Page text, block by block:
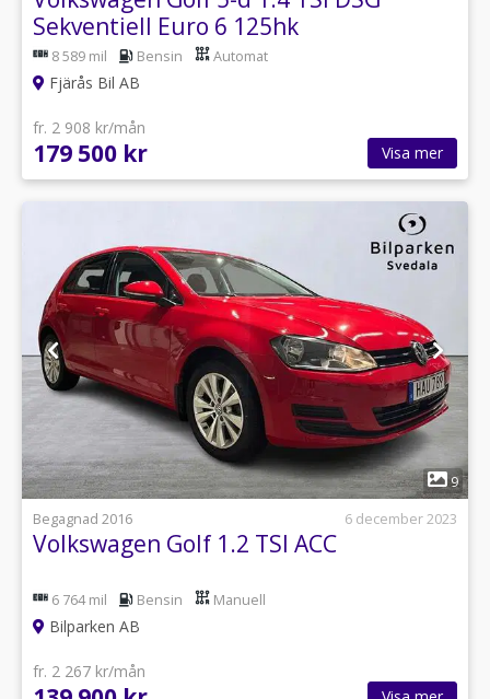
Sekventiell Euro 6 125hk
8 589 mil Bensin Automat
Fjärås Bil AB
fr. 2 908 kr/mån
179 500 kr Visa mer
1
9
Begagnad 2016
6 december 2023
Volkswagen Golf 1.2 TSI ACC
6 764 mil Bensin Manuell
Bilparken AB
fr. 2 267 kr/mån